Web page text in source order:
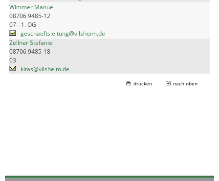
Wimmer Manuel
08706 9485-12
07 - 1. OG
geschaeftsleitung@vilsheim.de
Zellner Stefanie
08706 9485-18
03
kitas@vilsheim.de
drucken nach oben